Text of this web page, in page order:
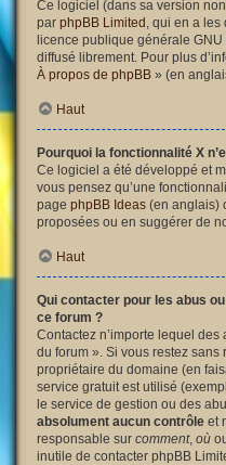
Ce logiciel (dans sa version
par phpBB Limited , qui en a les
licence publique générale
diffusé librement. Pour plus
À propos de phpBB » (en
Haut
Pourquoi la fonctionnalité X
Ce logiciel a été développé et
vous pensez qu’une
page phpBB Ideas (en anglais)
proposées ou en suggérer de
Haut
Qui contacter pour les abus
ce forum ?
Contactez n’importe lequel des
du forum ». Si vous restez
propriétaire du domaine (en
service gratuit est utilisé
le service de gestion ou des
absolument aucun contrôle et
responsable sur comment, où
inutile de contacter phpBB